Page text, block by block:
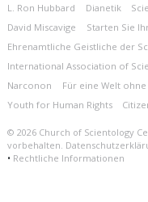
L. Ron Hubbard Dianetik
David Miscavige
Starten Sie
Ehrenamtliche Geistliche der
International Association of
Narconon
Für eine Welt
Youth for Human Rights
© 2026 Church of Scientology
vorbehalten.
• Rechtliche Informationen